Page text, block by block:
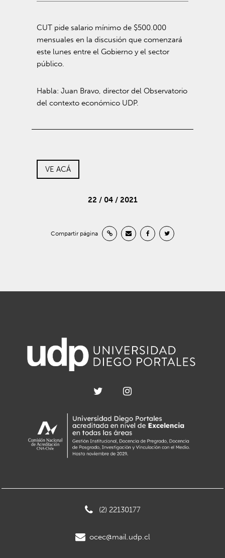
CUT pide salario mínimo de $500.000
mensuales en la discusión que comenzará
este lunes entre el Gobierno y el sector
público.
Habla: Juan Bravo, director del Observatorio
del contexto económico UDP.
VE ACÁ
22 / 04 / 2021
Compartir página
(2) 22130177
ocec@mail.udp.cl